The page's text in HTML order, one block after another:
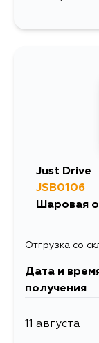
Just Drive
JSB0106
Шаровая
Отгрузка со
Дата и
получения
11 августа